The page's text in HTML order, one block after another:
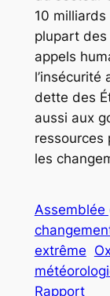
10
plupart
appels
l’insécurité
dette des
aussi aux
ressources
les
Assemblée
extrême
Rapport